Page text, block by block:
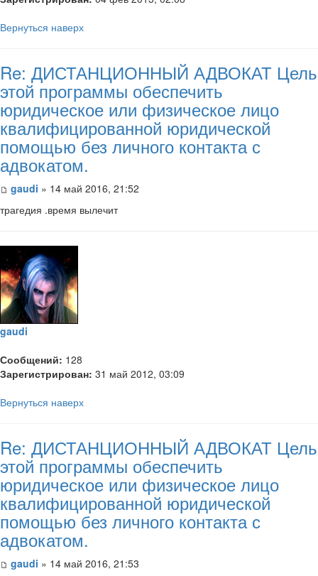
Вернуться наверх
Re: ДИСТАНЦИОННЫЙ АДВОКАТ Цель
этой программы обеспечить
юридическое или физическое лицо
квалифицированной юридической
помощью без личного контакта с
адвокатом.
gaudi » 14 май 2016, 21:52
трагедия .время вылечит
gaudi
Сообщений: 128
Зарегистрирован: 31 май 2012, 03:09
Вернуться наверх
Re: ДИСТАНЦИОННЫЙ АДВОКАТ Цель
этой программы обеспечить
юридическое или физическое лицо
квалифицированной юридической
помощью без личного контакта с
адвокатом.
gaudi » 14 май 2016, 21:53